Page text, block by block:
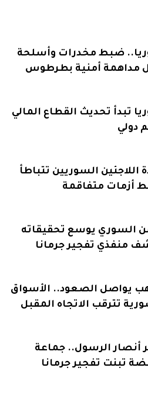
ضبط مخدرات وأسلحة
مداهمة أمنية بطرطوس
تبدأ تحديث القطاع المالي
دولي
اللاجئين السوريين تتباطأ
أزمات متفاقمة
السوري يوسع تحقيقاته
منفذي تفجير جرمانا
يواصل الصعود.. الأسواق
تترقب الاتجاه المقبل
أنصار الرسول.. جماعة
تبنت تفجير جرمانا